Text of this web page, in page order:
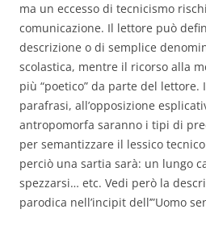
ma un eccesso di tecnicismo
comunicazione. Il lettore può
descrizione o di semplice
scolastica, mentre il ricorso alla
più “poetico” da parte del lettore.
parafrasi, all’opposizione
antropomorfa saranno i tipi di
per semantizzare il lessico
perciò una sartia sarà: un lungo
spezzarsi… etc. Vedi però la
parodica nell’incipit dell’”Uomo